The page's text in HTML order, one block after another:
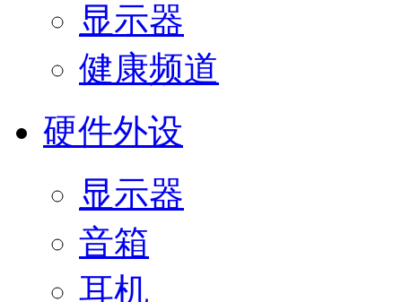
显示器
健康频道
硬件外设
显示器
音箱
耳机